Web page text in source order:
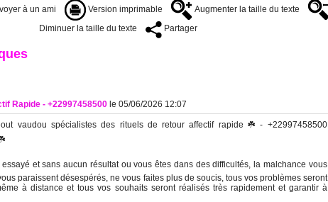
à un ami Version imprimable
Augmenter la taille du texte
Diminuer la taille du texte
Partager
Rapide - +22997458500 le 05/06/2026 12:07
vaudou spécialistes des rituels de retour affectif rapide ☘️ - +22997458500
et sans aucun résultat ou vous êtes dans des difficultés, la malchance vous
paraissent désespérés, ne vous faites plus de soucis, tous vos problèmes seront
à distance et tous vos souhaits seront réalisés très rapidement et garantir à